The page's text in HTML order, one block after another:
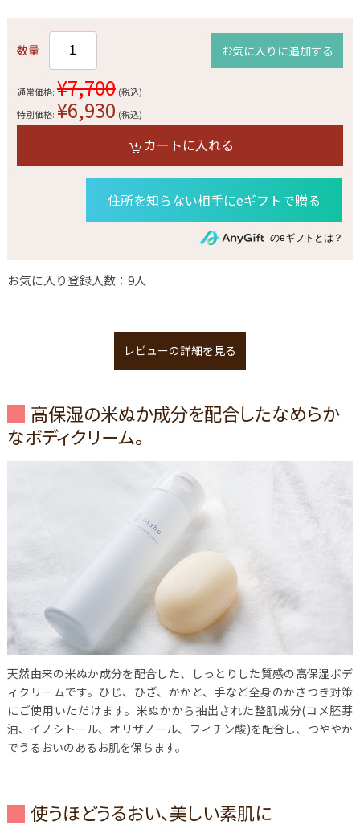
数量 お気に入りに追加する
通常価格: ¥7,700 (税込)
特別価格: ¥6,930 (税込)
カートに入れる
住所を知らない相手にeギフトで贈る
のeギフトとは？
お気に入り登録人数：9人
レビューの詳細を見る
高保湿の米ぬか成分を配合したなめらか
なボディクリーム。
天然由来の米ぬか成分を配合した、しっとりした質感の高保湿ボデ
ィクリームです。ひじ、ひざ、かかと、手など全身のかさつき対策
にご使用いただけます。米ぬかから抽出された整肌成分(コメ胚芽
油、イノシトール、オリザノール、フィチン酸)を配合し、つややか
でうるおいのあるお肌を保ちます。
使うほどうるおい、美しい素肌に